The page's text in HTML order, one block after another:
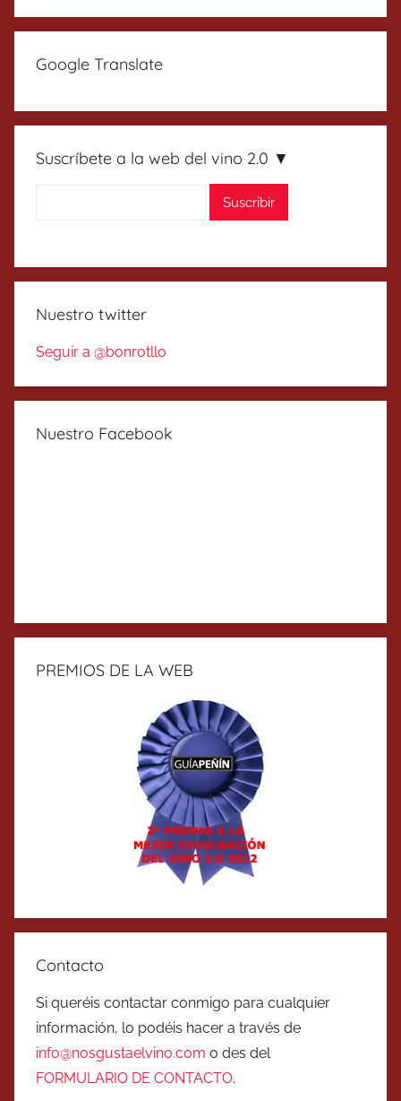
Google Translate
Suscríbete a la web del vino 2.0 ▼
Nuestro twitter
Seguir a @bonrotllo
Nuestro Facebook
PREMIOS DE LA WEB
Contacto
Si queréis contactar conmigo para cualquier
información, lo podéis hacer a través de
info@nosgustaelvino.com o des del
FORMULARIO DE CONTACTO.